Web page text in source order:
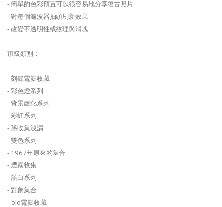
- 簡單的色彩預置可以很容易地分享復古照片
- 對每個濾波器抽頭刷新效果
- 改變不透明性或紋理與滑塊
頂級類別：
- 刻錄電影收藏
- 彩色燈系列
- 背景虛化系列
- 彩虹系列
- 孫收集洩漏
- 雙色系列
- 1967年原來的集合
- 煙霧收集
- 黑白系列
- 對象集合
--old電影收藏